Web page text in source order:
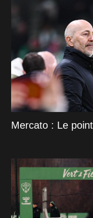
Mercato : Le